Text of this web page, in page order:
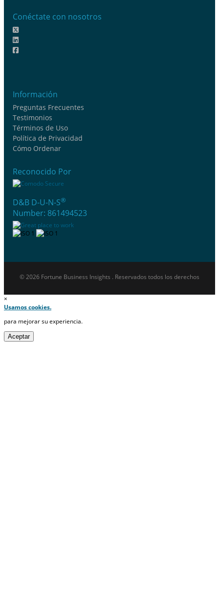
Conéctate con nosotros
Información
Preguntas Frecuentes
Testimonios
Términos de Uso
Política de Privacidad
Cómo Ordenar
Reconocido Por
D&B D-U-N-S®
Number: 861494523
© 2026 Fortune Business Insights . Reservados todos los derechos
×
Usamos cookies.
para mejorar su experiencia.
Aceptar